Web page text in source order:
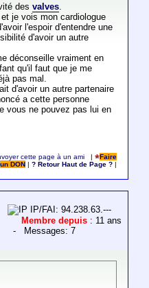
des valves.
je vois mon cardiologue
l'espoir d'entendre une
d'avoir un autre
déconseille vraiment en
qu'il faut que je me
pas mal.
d'avoir un autre partenaire
a cette personne
vous ne pouvez pas lui en
cette page à un ami |
Faire
un DON
|? Retour Haut de Page ?
IP/FAI: 94.238.63.---
Membre depuis : 11 ans
- Messages: 7